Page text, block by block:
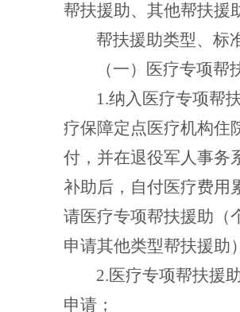
帮扶援助、其他帮扶援
帮扶援助类型、标
（一）医疗专项帮
1.纳入医疗专项帮
疗保障定点医疗机构住
付，并在退役军人事务
补助后，自付医疗费用
请医疗专项帮扶援助（
申请其他类型帮扶援助
2.医疗专项帮扶援
申请；